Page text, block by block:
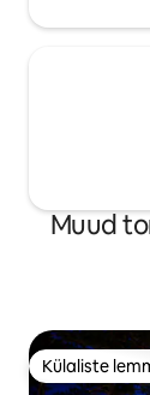
Muud
Külaliste
Külaliste